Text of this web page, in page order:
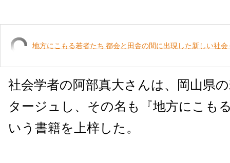
地方にこもる若者たち 都会と田舎の間に出現した新しい社会
社会学者の阿部真大さんは、岡山県
タージュし、その名も『地方にこも
いう書籍を上梓した。